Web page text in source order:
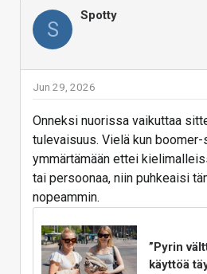
S
Spotty
Jun 29, 2026
Onneksi nuorissa vaikuttaa
tulevaisuus. Vielä kun
ymmärtämään ettei
tai persoonaa, niin puhkeaisi
nopeammin.
”Pyrin
käyttöä